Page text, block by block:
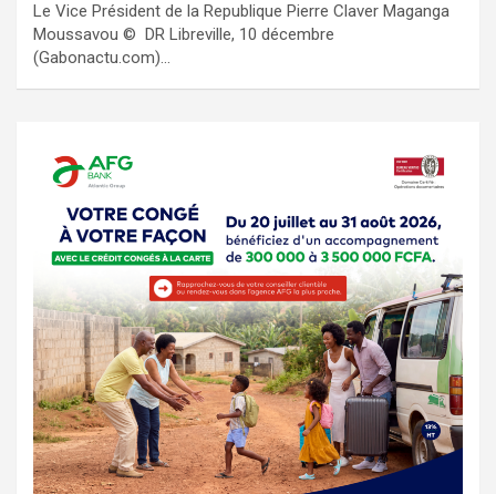
Le Vice Président de la Republique Pierre Claver Maganga
Moussavou © DR Libreville, 10 décembre
(Gabonactu.com)…